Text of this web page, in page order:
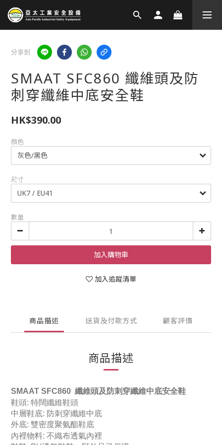
分享到
SMAAT SFC860 纖維頭及防
刺穿纖維中底安全鞋
HK$390.00
顏色
尺寸
數量
加入購物車
加入追蹤清單
商品描述 送貨及付款方式 顧客評價
商品描述
SMAAT SFC860 纖維頭及防刺穿纖維中底安全鞋
鞋頭: 特闊纖維鞋頭
中層鞋底: 防刺穿纖維中底
外底: 雙密度聚氨酯鞋底
內裡物料: 不織布透氣內裡